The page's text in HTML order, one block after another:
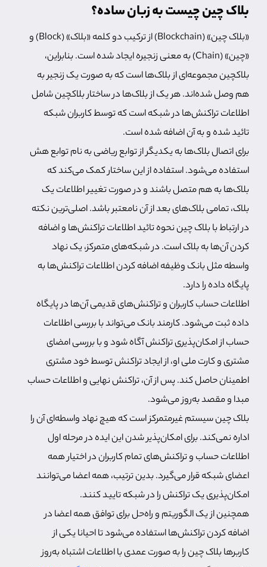
بلاک چین چیست به زبان ساده؟
«بلاک چین» (Blockchain) از ترکیب دو کلمه «بلاک» (Block) و
«چین» (Chain) به معنی زنجیره ایجاد شده است. بنابراین،
بلاکچین مجموعه‌ای از بلاک‌ها است که به صورت یک زنجیر به
هم وصل شده‌اند. هر یک از بلاک‌ها در ساختار بلاکچین شامل
اطلاعات تراکنش‌ها در شبکه است که توسط کاربران شبکه
تائید شده و به آن اضافه شده است.
برای اتصال بلاک‌ها به یکدیگر از توابع ریاضی به نام توابع هش
استفاده می‌شود. استفاده از این ساختار کمک می‌کند که
بلاک‌ها به هم متصل باشند و در صورت تغییر اطلاعات یک
بلاک، تمامی بلاک‌های بعد از آن نامعتبر باشد. اصلی‌ترین نکته
در ارتباط با بلاک چین نحوه تائید اطلاعات تراکنش‌ها و اضافه
کردن آن‌ها به بلاک است. در شبکه‌های متمرکز، یک نهاد
واسطه مثل بانک وظیفه اضافه کردن اطلاعات تراکنش‌ها به
پایگاه داده را دارد.
اطلاعات حساب کاربران و تراکنش‌های قدیمی آن‌ها در پایگاه
داده ثبت می‌شود. کارمند بانک می‌تواند با بررسی اطلاعات
حساب از امکان‌پذیری تراکنش آگاه شود و با بررسی امضای
مشتری و کارت ملی او، از ایجاد تراکنش توسط خود مشتری
اطمینان حاصل کند. پس از آن، تراکنش نهایی و اطلاعات حساب
مبدا و مقصد به‌روز می‌شود.
بلاک چین سیستم غیرمتمرکز است که هیچ نهاد واسطه‌ای آن را
اداره نمی‌کند. برای امکان‌پذیر شدن این ایده در مرحله اول
اطلاعات حساب و تراکنش‌های تمام کاربران در اختیار همه
اعضای شبکه قرار می‌گیرد. بدین ترتیب، همه اعضا می‌توانند
امکان‌پذیری یک تراکنش را در شبکه تایید کنند.
همچنین از یک الگوریتم و راه‌حل برای توافق همه اعضا در
اضافه کردن تراکنش‌ها استفاده می‌شود تا احیانا یکی از
کاربرها بلاک چین را به صورت عمدی با اطلاعات اشتباه به‌روز